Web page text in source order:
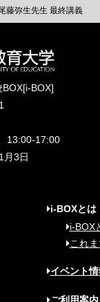
藤弥生先生 最終講義
BOX]
13:00-17:00
月3日
i-BOXとは
i-BOX
これ
イベント情